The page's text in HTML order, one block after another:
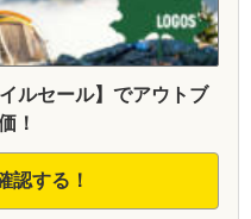
ルセール】でアウトブ
！
認する！